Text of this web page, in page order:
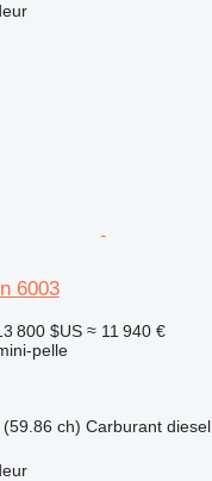
6003
800 $US ≈ 11 940 €
pelle
ch) Carburant diesel